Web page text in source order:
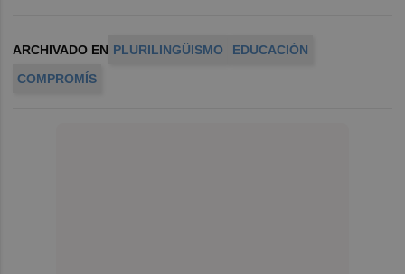
ARCHIVADO EN PLURILINGÜISMO
EDUCACIÓN
COMPROMÍS